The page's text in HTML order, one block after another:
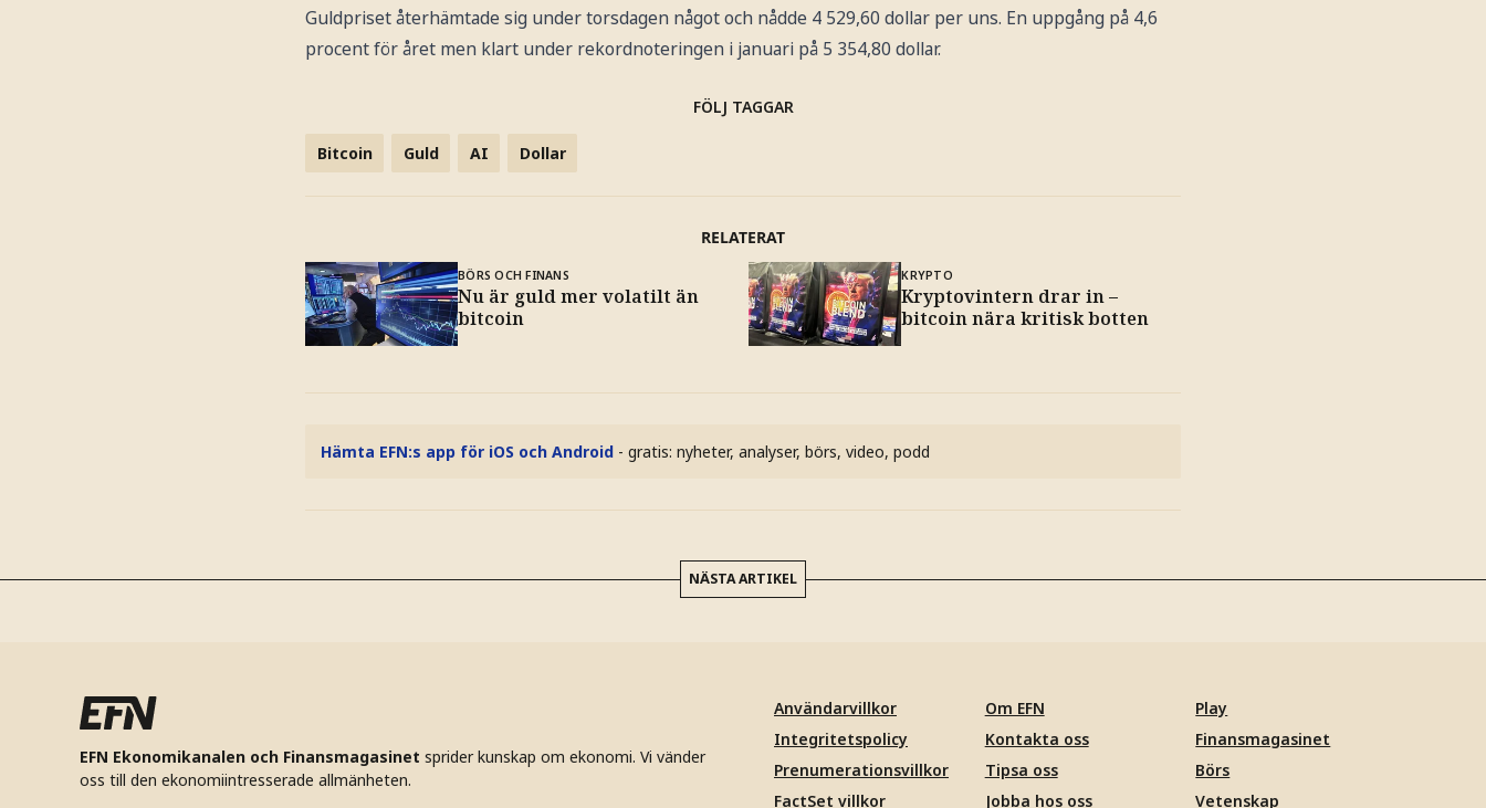
Guldpriset återhämtade sig under torsdagen något och nådde 4 529,60 dollar per uns. En uppgång på 4,6
procent för året men klart under rekordnoteringen i januari på 5 354,80 dollar.
FÖLJ TAGGAR
Bitcoin Guld AI Dollar
RELATERAT
BÖRS OCH FINANS
Nu är guld mer volatilt än
bitcoin
KRYPTO
Kryptovintern drar in –
bitcoin nära kritisk botten
Hämta EFN:s app för iOS och Android - gratis: nyheter, analyser, börs, video, podd
NÄSTA ARTIKEL
EFN Ekonomikanalen och Finansmagasinet sprider kunskap om ekonomi. Vi vänder
oss till den ekonomiintresserade allmänheten.
Användarvillkor
Integritetspolicy
Prenumerationsvillkor
FactSet villkor
Om EFN
Kontakta oss
Tipsa oss
Jobba hos oss
Play
Finansmagasinet
Börs
Vetenskap